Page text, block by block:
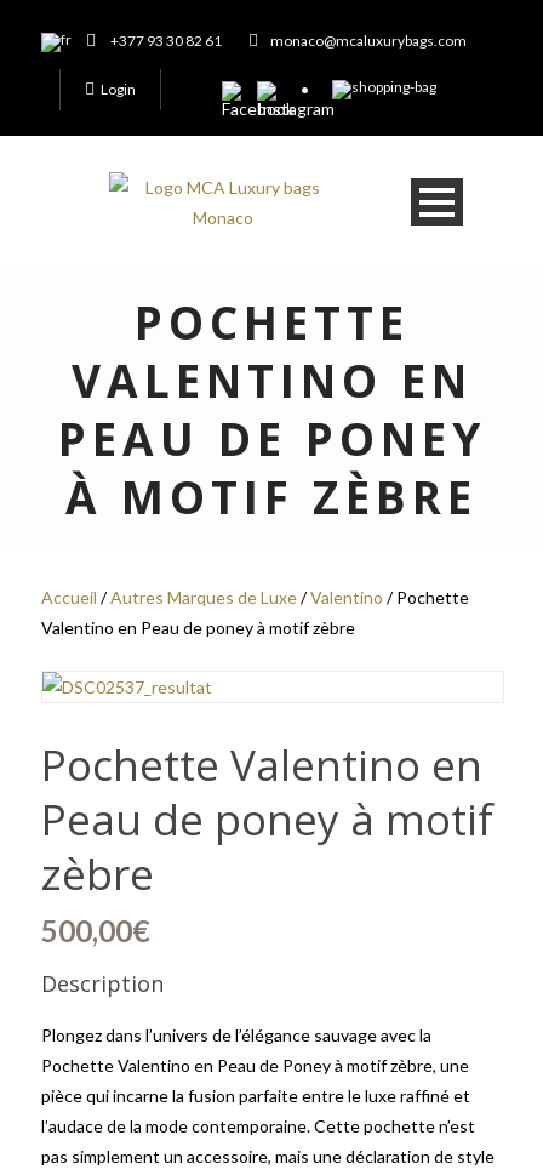
+377 93 30 82 61 monaco@mcaluxurybags.com
Login
POCHETTE
VALENTINO EN
PEAU DE PONEY
À MOTIF ZÈBRE
Accueil /Autres Marques de Luxe/Valentino / Pochette
Valentino en Peau de poney à motif zèbre
Pochette Valentino en
Peau de poney à motif
zèbre
500,00€
Description
Plongez dans l’univers de l’élégance sauvage avec la
Pochette Valentino en Peau de Poney à motif zèbre, une
pièce qui incarne la fusion parfaite entre le luxe raffiné et
l’audace de la mode contemporaine. Cette pochette n’est
pas simplement un accessoire, mais une déclaration de style